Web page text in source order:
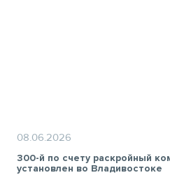
08.06.2026
300-й по счету раскройный
установлен во Владивостоке